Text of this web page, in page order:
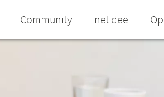
Community netidee